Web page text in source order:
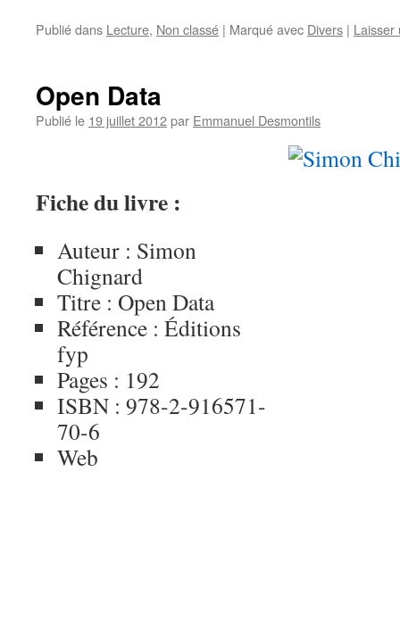
Publié dans Lecture, Non classé | Marqué avec Divers | Laisser
Open Data
Publié le 19 juillet 2012par Emmanuel Desmontils
Fiche du livre :
Auteur : Simon
Chignard
Titre : Open Data
Référence : Éditions
fyp
Pages : 192
ISBN : 978-2-916571-
70-6
Web